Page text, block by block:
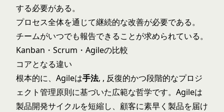
する必要がある。
プロセス全体を通じて継続的な改善が必要である。
チームがいつでも報告できることが求められている。
Kanban・Scrum・Agileの比較
コアとなる違い
根本的に、Agileは手法, , 反復的かつ段階的なプロジ
ェクト管理原則に基づいた広範な哲学です。Agileは
製品開発サイクルを短縮し、顧客に素早く製品を届け